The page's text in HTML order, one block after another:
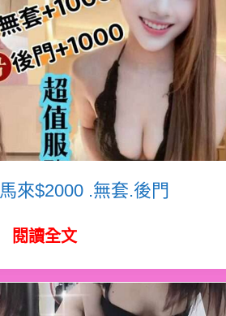
馬來$2000 .無套.後門
閱讀全文